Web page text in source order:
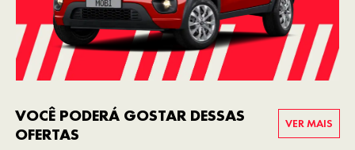
VOCÊ PODERÁ GOSTAR DESSAS
OFERTAS
VER MAIS